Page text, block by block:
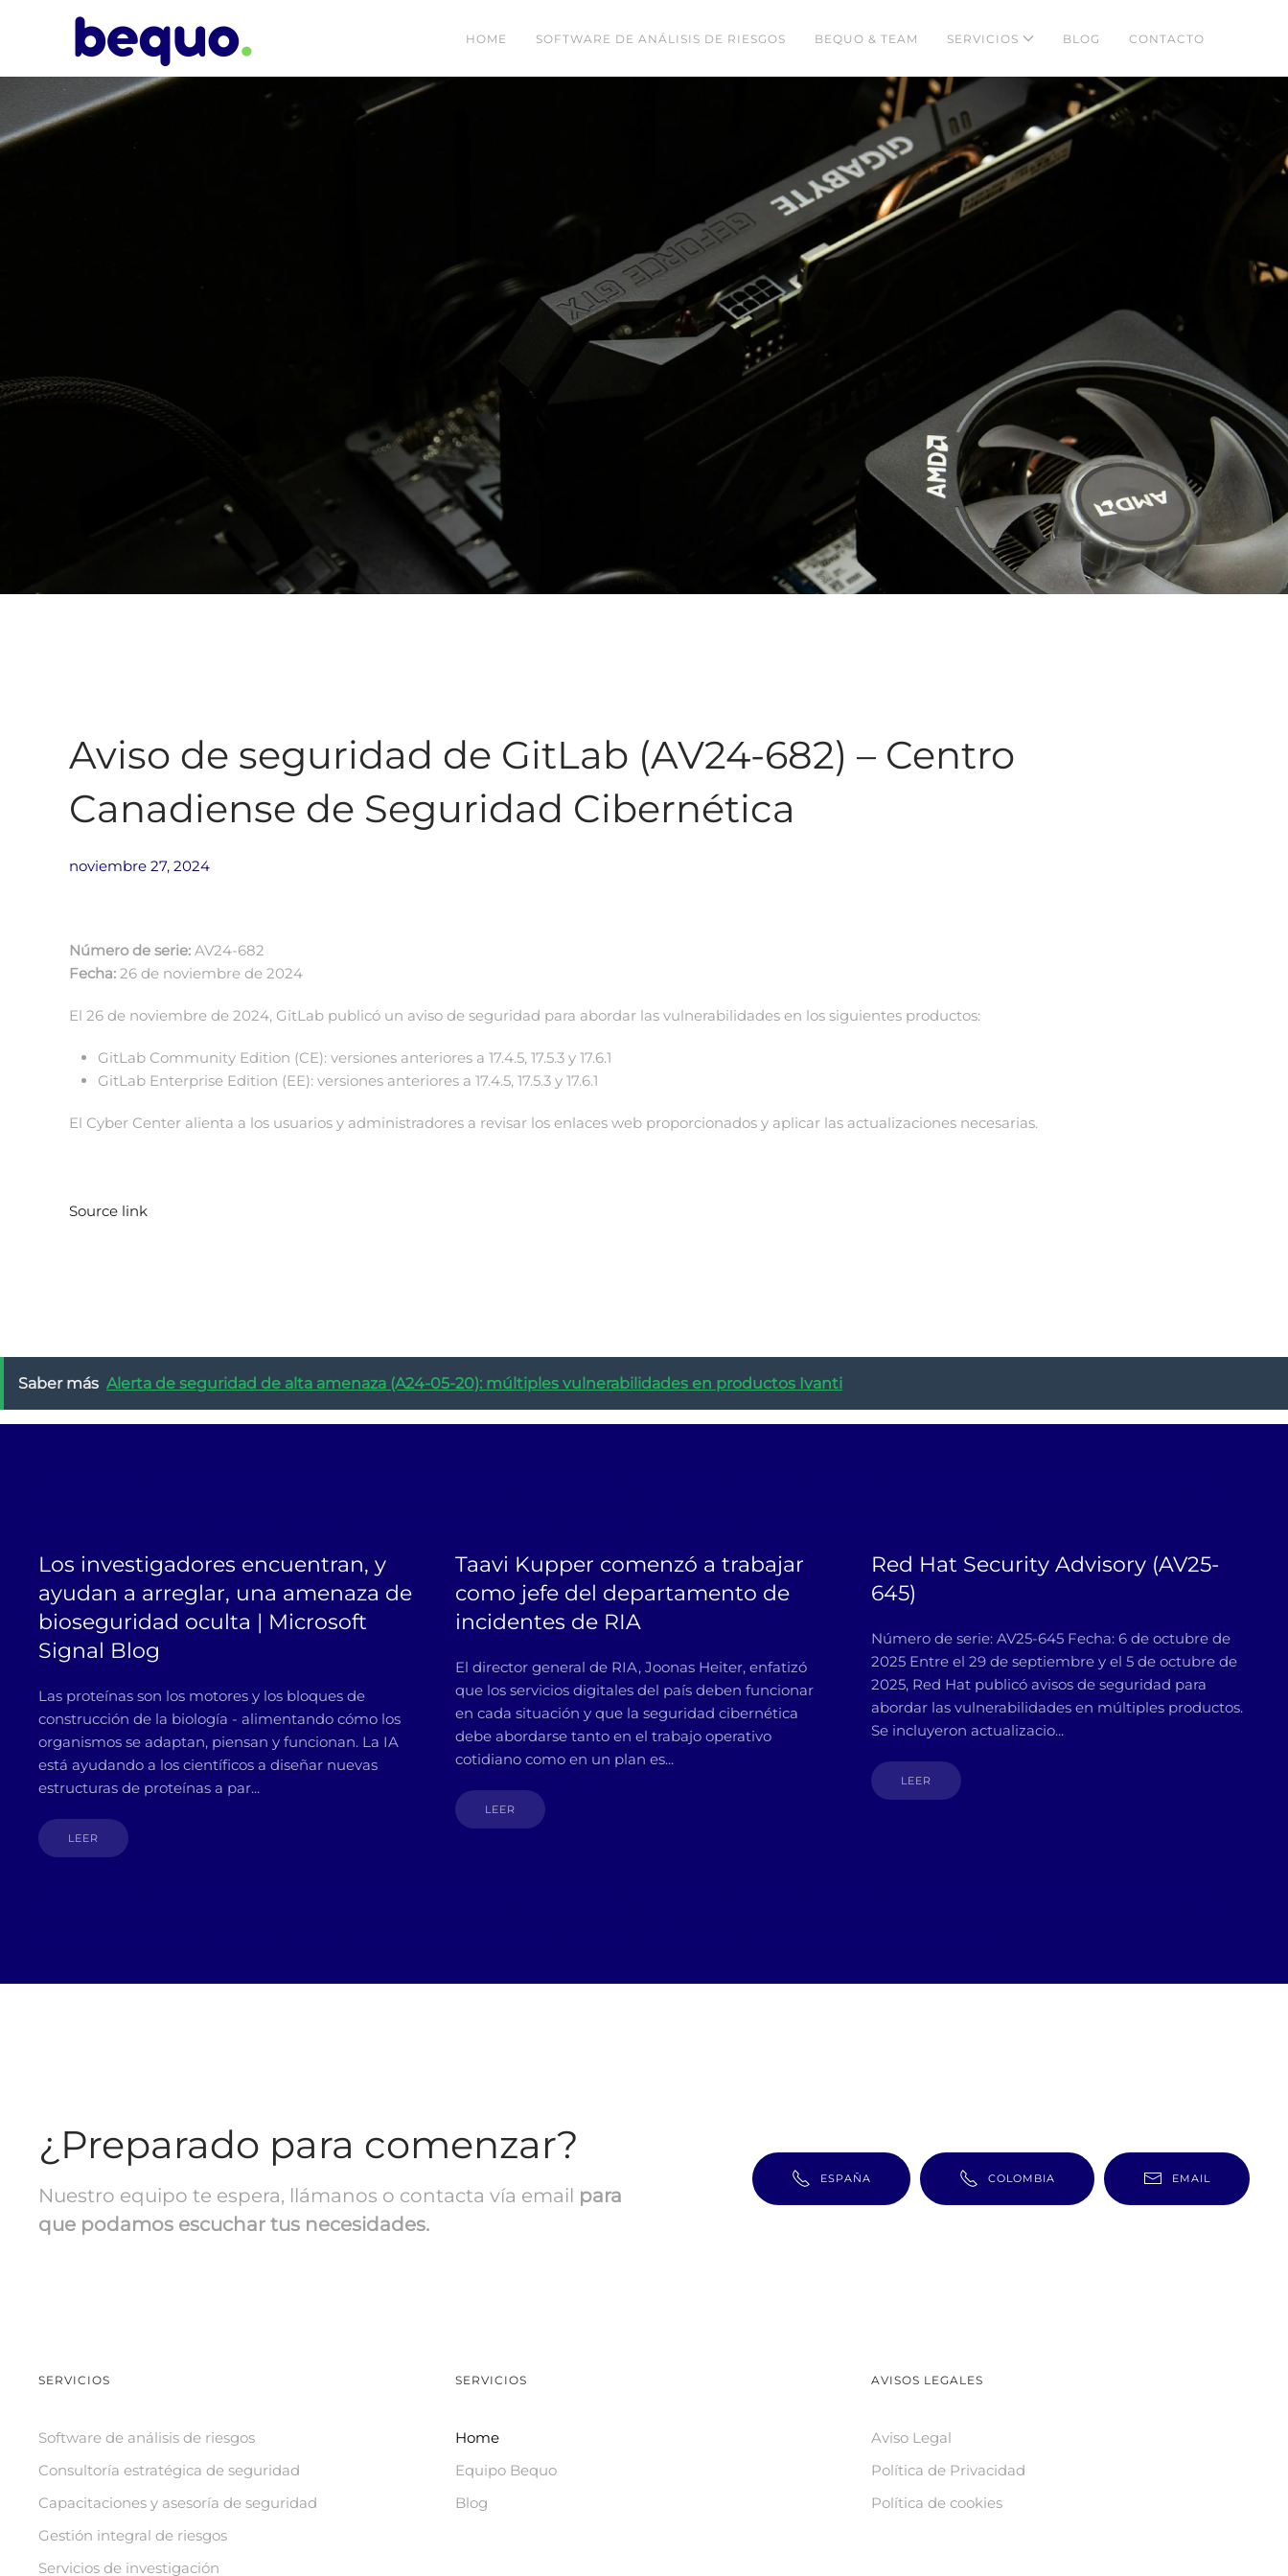
Skip to main content HOME SOFTWARE DE ANÁLISIS DE RIESGOS BEQUO & TEAM SERVICIOS BLOG CONTACTO
Aviso de seguridad de GitLab (AV24-682) – Centro
Canadiense de Seguridad Cibernética
noviembre 27, 2024
Número de serie: AV24-682
Fecha: 26 de noviembre de 2024
El 26 de noviembre de 2024, GitLab publicó un aviso de seguridad para abordar las vulnerabilidades en los siguientes productos:
GitLab Community Edition (CE): versiones anteriores a 17.4.5, 17.5.3 y 17.6.1
GitLab Enterprise Edition (EE): versiones anteriores a 17.4.5, 17.5.3 y 17.6.1
El Cyber ​​Center alienta a los usuarios y administradores a revisar los enlaces web proporcionados y aplicar las actualizaciones necesarias.
Source link
Saber más Alerta de seguridad de alta amenaza (A24-05-20): múltiples vulnerabilidades en productos Ivanti
Los investigadores encuentran, y
ayudan a arreglar, una amenaza de
bioseguridad oculta | Microsoft
Signal Blog
Las proteínas son los motores y los bloques de
construcción de la biología - alimentando cómo los
organismos se adaptan, piensan y funcionan. La IA
está ayudando a los científicos a diseñar nuevas
estructuras de proteínas a par...
LEER
Taavi Kupper comenzó a trabajar
como jefe del departamento de
incidentes de RIA
El director general de RIA, Joonas Heiter, enfatizó
que los servicios digitales del país deben funcionar
en cada situación y que la seguridad cibernética
debe abordarse tanto en el trabajo operativo
cotidiano como en un plan es...
LEER
Red Hat Security Advisory (AV25-
645)
Número de serie: AV25-645 Fecha: 6 de octubre de
2025 Entre el 29 de septiembre y el 5 de octubre de
2025, Red Hat publicó avisos de seguridad para
abordar las vulnerabilidades en múltiples productos.
Se incluyeron actualizacio...
LEER
¿Preparado para comenzar?
Nuestro equipo te espera, llámanos o contacta vía email para
que podamos escuchar tus necesidades.
ESPAÑA COLOMBIA EMAIL
SERVICIOS
Software de análisis de riesgos
Consultoría estratégica de seguridad
Capacitaciones y asesoría de seguridad
Gestión integral de riesgos
Servicios de investigación
SERVICIOS
Home
Equipo Bequo
Blog
AVISOS LEGALES
Aviso Legal
Política de Privacidad
Política de cookies